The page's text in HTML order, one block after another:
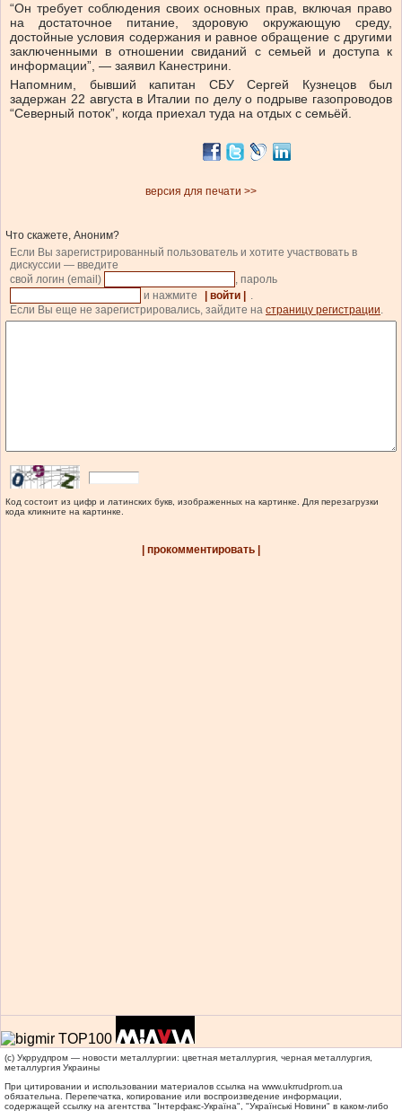
“Он требует соблюдения своих основных прав, включая право
на достаточное питание, здоровую окружающую среду,
достойные условия содержания и равное обращение с другими
заключенными в отношении свиданий с семьей и доступа к
информации”, — заявил Канестрини.
Напомним, бывший капитан СБУ Сергей Кузнецов был
задержан 22 августа в Италии по делу о подрыве газопроводов
“Северный поток”, когда приехал туда на отдых с семьёй.
версия для печати >>
Что скажете, Аноним?
Если Вы зарегистрированный пользователь и хотите участвовать в
дискуссии — введите
свой логин (email)
, пароль
и нажмите
| войти |
.
Если Вы еще не зарегистрировались, зайдите на страницу регистрации.
Код состоит из цифр и латинских букв, изображенных на картинке. Для перезагрузки
кода кликните на картинке.
| прокомментировать |
(c) Укррудпром — новости металлургии: цветная металлургия, черная металлургия,
металлургия Украины
При цитировании и использовании материалов ссылка на www.ukrrudprom.ua
обязательна. Перепечатка, копирование или воспроизведение информации,
содержащей ссылку на агентства "Iнтерфакс-Україна", "Українськi Новини" в каком-либо